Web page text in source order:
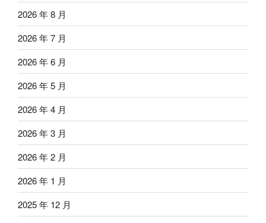
2026 年 8 月
2026 年 7 月
2026 年 6 月
2026 年 5 月
2026 年 4 月
2026 年 3 月
2026 年 2 月
2026 年 1 月
2025 年 12 月